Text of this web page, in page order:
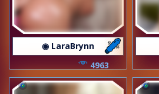
◉ LaraBrynn
4963